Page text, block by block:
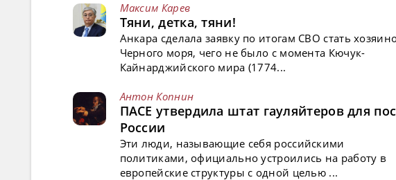
Максим Карев
Тяни, детка, тяни!
Анкара сделала заявку по итогам СВО стать
Черного моря, чего не было с момента Кючук-
Кайнарджийского мира (1774...
Антон Копнин
ПАСЕ утвердила штат гауляйтеров для
России
Эти люди, называющие себя российскими
политиками, официально устроились на работу в
европейские структуры с одной целью ...